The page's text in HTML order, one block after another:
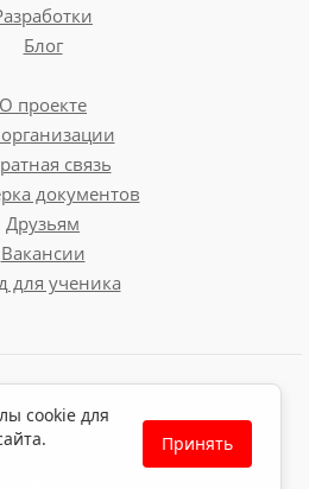
Блог
О проекте
связь
документов
Друзьям
Вакансии
для ученика
персональных данных
файлов cookie
cookie для
Принять